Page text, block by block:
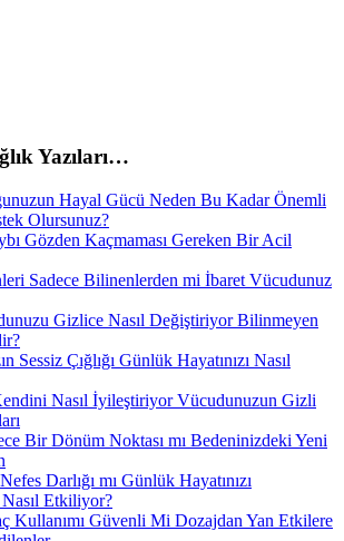
Yazıları…
Hayal Gücü Neden Bu Kadar Önemli
Olursunuz?
Gözden Kaçmaması Gereken Bir Acil
Sadece Bilinenlerden mi İbaret Vücudunuz
Gizlice Nasıl Değiştiriyor Bilinmeyen
Sessiz Çığlığı Günlük Hayatınızı Nasıl
Nasıl İyileştiriyor Vücudunuzun Gizli
Bir Dönüm Noktası mı Bedeninizdeki Yeni
Darlığı mı Günlük Hayatınızı
Etkiliyor?
Kullanımı Güvenli Mi Dozajdan Yan Etkilere